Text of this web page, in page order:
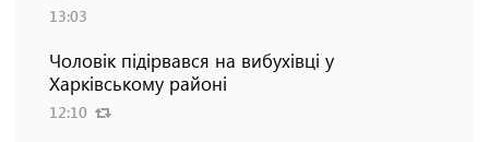
13:03
Чоловік підірвався на вибухівці у
Харківському районі
12:10